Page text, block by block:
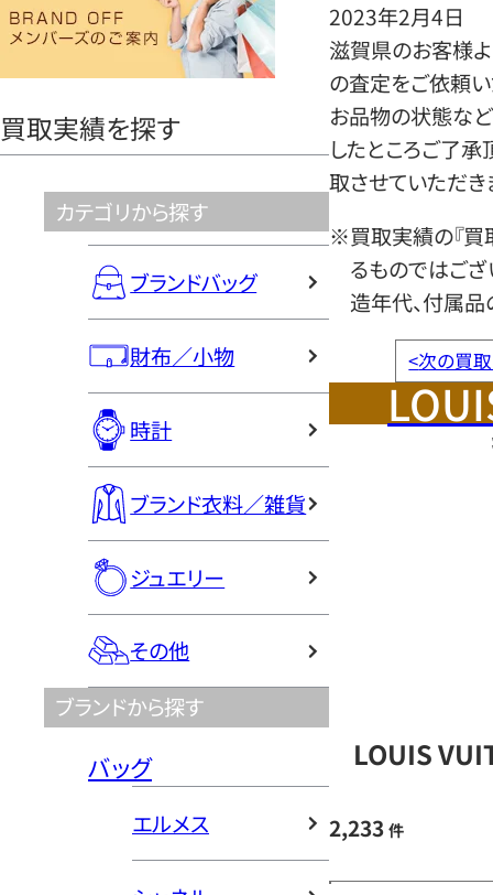
ヤ
買取実績を探す
カテゴリから探す
ブランドバッグ
財布／小物
時計
ブランド衣料／雑貨
ジュエリー
その他
ブランドから探す
バッグ
エルメス
2023年2月4日
滋賀県のお客様よ
の査定をご依頼い
お品物の状態など
したところご了
取させていただき
※買取実績の『買
るものではござ
造年代、付属品
<次の買
LOUIS
2,233 件